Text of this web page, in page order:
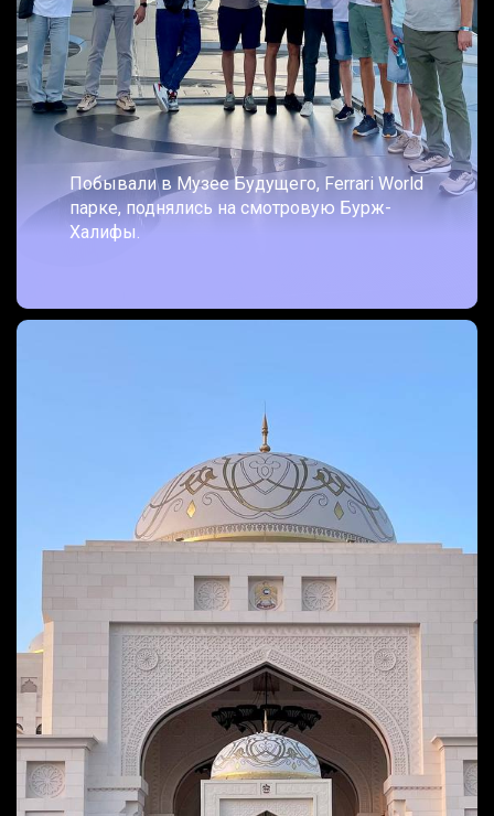
Побывали в Музее Будущего, Ferrari World
парке, поднялись на смотровую Бурж-
Халифы.